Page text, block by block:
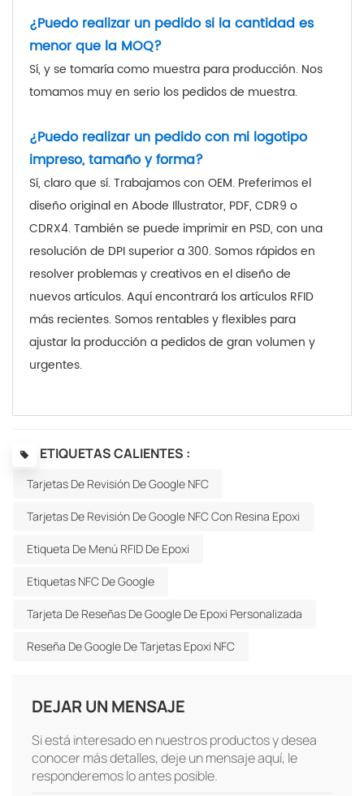
¿Puedo realizar un pedido si la cantidad es
menor que la MOQ?
Sí, y se tomaría como muestra para producción. Nos
tomamos muy en serio los pedidos de muestra.
¿Puedo realizar un pedido con mi logotipo
impreso, tamaño y forma?
Sí, claro que sí. Trabajamos con OEM. Preferimos el
diseño original en Abode Illustrator, PDF, CDR9 o
CDRX4. También se puede imprimir en PSD, con una
resolución de DPI superior a 300. Somos rápidos en
resolver problemas y creativos en el diseño de
nuevos artículos. Aquí encontrará los artículos RFID
más recientes. Somos rentables y flexibles para
ajustar la producción a pedidos de gran volumen y
urgentes.
ETIQUETAS CALIENTES :
Tarjetas De Revisión De Google NFC
Tarjetas De Revisión De Google NFC Con Resina Epoxi
Etiqueta De Menú RFID De Epoxi
Etiquetas NFC De Google
Tarjeta De Reseñas De Google De Epoxi Personalizada
Reseña De Google De Tarjetas Epoxi NFC
DEJAR UN MENSAJE
Si está interesado en nuestros productos y desea
conocer más detalles, deje un mensaje aquí, le
responderemos lo antes posible.